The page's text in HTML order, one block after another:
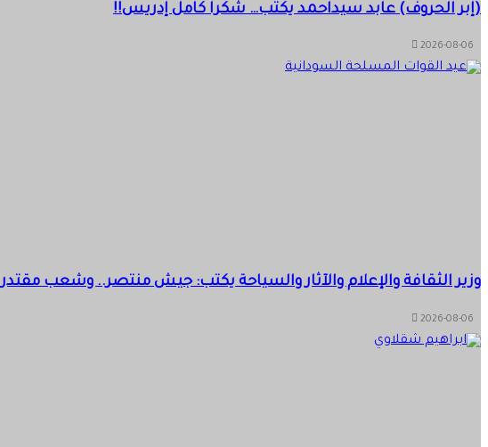
(إبر الحروف) عابد سيداحمد يكتب… شكرا كامل إدريس!!
2026-08-06
وزير الثقافة والإعلام والآثار والسياحة يكتب: جيش منتصر.. وشعب مقتدر
2026-08-06